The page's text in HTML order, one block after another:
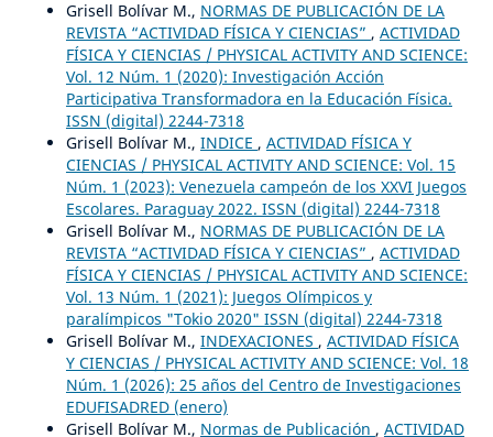
Grisell Bolívar M., NORMAS DE PUBLICACIÓN DE LA
REVISTA “ACTIVIDAD FÍSICA Y CIENCIAS” , ACTIVIDAD
FÍSICA Y CIENCIAS / PHYSICAL ACTIVITY AND SCIENCE:
Vol. 12 Núm. 1 (2020): Investigación Acción
Participativa Transformadora en la Educación Física.
ISSN (digital) 2244-7318
Grisell Bolívar M., INDICE , ACTIVIDAD FÍSICA Y
CIENCIAS / PHYSICAL ACTIVITY AND SCIENCE: Vol. 15
Núm. 1 (2023): Venezuela campeón de los XXVI Juegos
Escolares. Paraguay 2022. ISSN (digital) 2244-7318
Grisell Bolívar M., NORMAS DE PUBLICACIÓN DE LA
REVISTA “ACTIVIDAD FÍSICA Y CIENCIAS” , ACTIVIDAD
FÍSICA Y CIENCIAS / PHYSICAL ACTIVITY AND SCIENCE:
Vol. 13 Núm. 1 (2021): Juegos Olímpicos y
paralímpicos "Tokio 2020" ISSN (digital) 2244-7318
Grisell Bolívar M., INDEXACIONES , ACTIVIDAD FÍSICA
Y CIENCIAS / PHYSICAL ACTIVITY AND SCIENCE: Vol. 18
Núm. 1 (2026): 25 años del Centro de Investigaciones
EDUFISADRED (enero)
Grisell Bolívar M., Normas de Publicación , ACTIVIDAD